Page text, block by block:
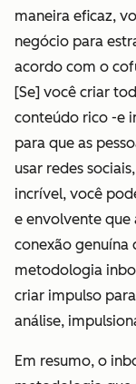
maneira eficaz,
negócio para
acordo com o
[Se] você criar
conteúdo rico -e
para que as
usar redes
incrível, você
e envolvente que
conexão genuína
metodologia
criar impulso
análise,
Em resumo, o